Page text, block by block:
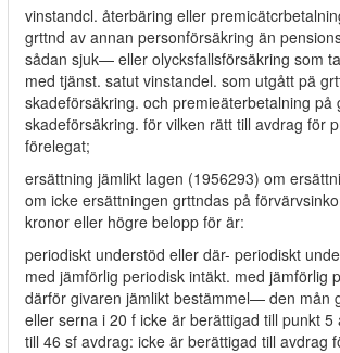
vinstandcl. återbäring eller
grttnd av annan personförsäkring än
sådan sjuk— eller olycksfallsförsäkring som
med tjänst. satut vinstandel. som utgått pä
skadeförsäkring. och premieäterbetalning på
skadeförsäkring. för vilken rätt till avdrag för
förelegat;
ersättning jämlikt lagen (1956293) om
om icke ersättningen grttndas på
kronor eller högre belopp för är:
periodiskt understöd eller där- periodiskt
med jämförlig periodisk intäkt. med jämförlig
därför givaren jämlikt bestämmel— den mån
eller serna i 20 f icke är berättigad till punkt 5
till 46 sf avdrag: icke är berättigad till avdrag